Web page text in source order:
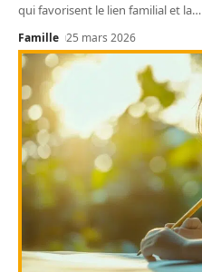
qui favorisent le lien familial et la…
Famille 25 mars 2026